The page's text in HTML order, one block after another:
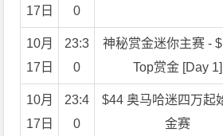
17日
0
10月
17日
23:3
0
神秘赏金迷你主赛 -
Top赏金 [Day 1]
10月
17日
23:4
0
$44 奥马哈迷四万起
金赛